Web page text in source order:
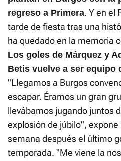
regreso a Primera. Y en el
tarde de fiesta tras una
ha quedado en la memoria
Los goles de Márquez y
Betis vuelve a ser equipo
"Llegamos a Burgos
escapar. Éramos un gran
llevábamos jugando juntos
explosión de júbilo",
semana después el último
temporada. "Me viene la